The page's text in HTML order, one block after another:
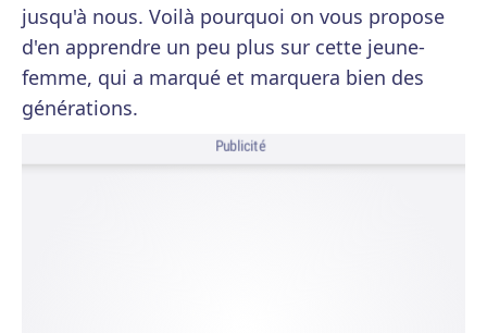
jusqu'à nous. Voilà pourquoi on vous propose
d'en apprendre un peu plus sur cette jeune-
femme, qui a marqué et marquera bien des
générations.
Publicité